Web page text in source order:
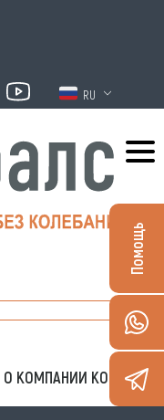
RU
О КОМПАНИИ КОНТАКТЫ
Помощь